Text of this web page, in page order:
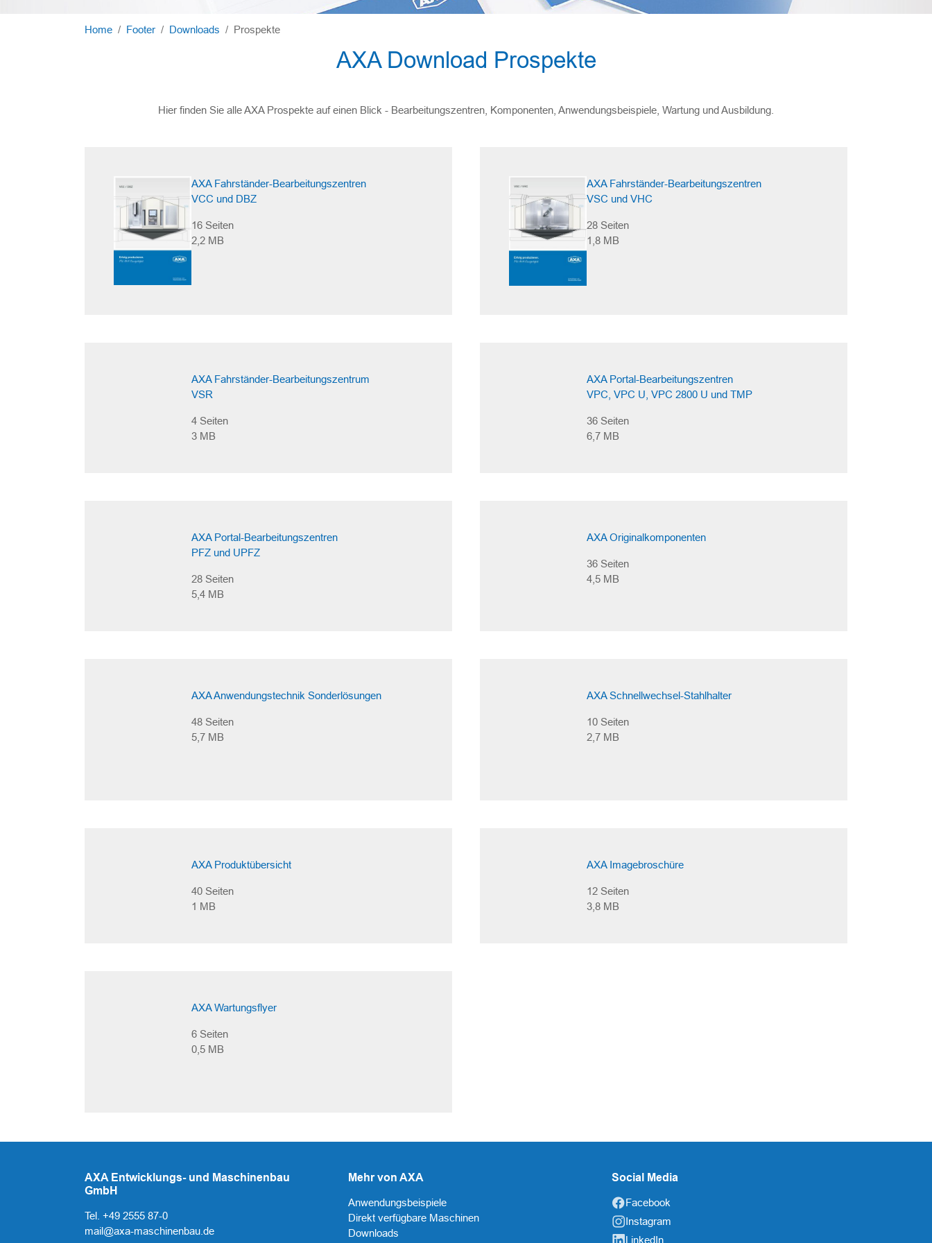
Home Footer Downloads Prospekte
AXA Download Prospekte
Hier finden Sie alle AXA Prospekte auf einen Blick - Bearbeitungszentren, Komponenten, Anwendungsbeispiele, Wartung und Ausbildung.
AXA Fahrständer-Bearbeitungszentren
VCC und DBZ
16 Seiten
2,2 MB
AXA Fahrständer-Bearbeitungszentren
VSC und VHC
28 Seiten
1,8 MB
AXA Fahrständer-Bearbeitungszentrum
VSR
4 Seiten
3 MB
AXA Portal-Bearbeitungszentren
VPC, VPC U, VPC 2800 U und TMP
36 Seiten
6,7 MB
AXA Portal-Bearbeitungszentren
PFZ und UPFZ
28 Seiten
5,4 MB
AXA Originalkomponenten
36 Seiten
4,5 MB
AXA Anwendungstechnik Sonderlösungen
48 Seiten
5,7 MB
AXA Schnellwechsel-Stahlhalter
10 Seiten
2,7 MB
AXA Produktübersicht
40 Seiten
1 MB
AXA Imagebroschüre
12 Seiten
3,8 MB
AXA Wartungsflyer
6 Seiten
0,5 MB
AXA Entwicklungs- und Maschinenbau
GmbH
Tel. +49 2555 87-0
mail@axa-maschinenbau.de
Mehr von AXA
Anwendungsbeispiele
Direkt verfügbare Maschinen
Downloads
Social Media
Facebook
Instagram
LinkedIn